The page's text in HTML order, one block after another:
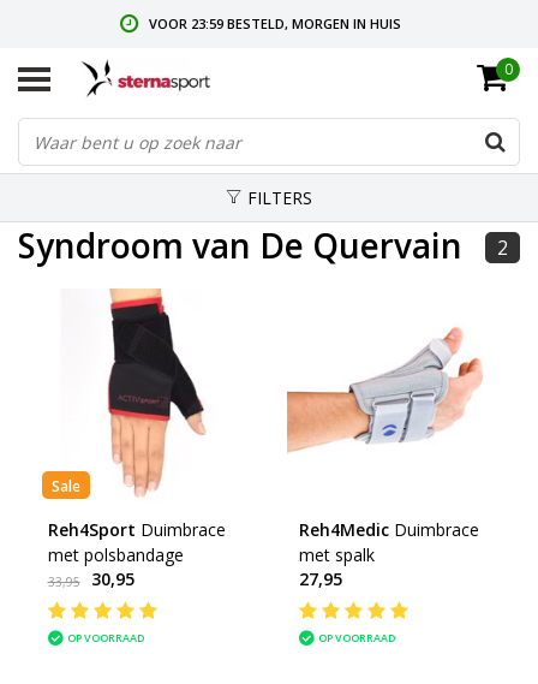
VOOR 23:59 BESTELD, MORGEN IN HUIS
GRATIS RETOURNEREN & RUILEN
0
FILTERS
Syndroom van De Quervain 2
Sale
Reh4Sport Duimbrace
met polsbandage
33,95 30,95
OP VOORRAAD
Reh4Medic Duimbrace
met spalk
27,95
OP VOORRAAD